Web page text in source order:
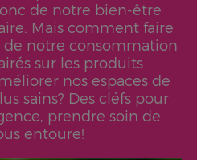
de notre bien-être
Mais comment faire
de notre consommation
sur les produits
nos espaces de
sains? Des cléfs pour
prendre soin de
entoure!